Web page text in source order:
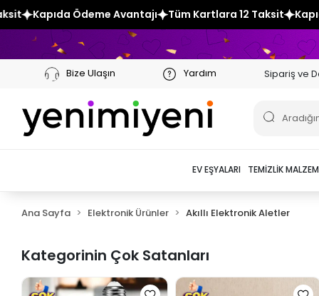
Avantajı Tüm Kartlara 12 Taksit Kapıda Ödeme
Bize Ulaşın Yardım Sipariş ve
EV EŞYALARI TEMIZLIK
Ana Sayfa Elektronik Ürünler Akıllı Elektronik Aletler
Kategorinin Çok Satanları